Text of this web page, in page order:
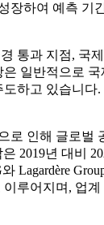
장하여 예측 기
통과 지점, 국
일반적으로
하고 있습니다
로 인해 글로벌
년 대비
Lagardère
루어지며, 업